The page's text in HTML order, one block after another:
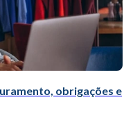
obrigações e